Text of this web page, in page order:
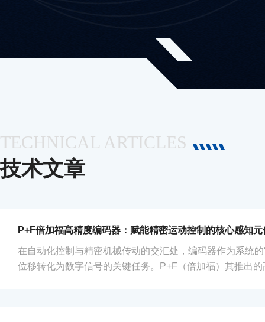
TECHNICAL ARTICLES
技术文章
P+F倍加福高精度编码器：赋能精密运动控制的核心感知元
在自动化控制与精密机械传动的交汇处，编码器作为系统的
位移转化为数字信号的关键任务。P+F（倍加福）其推出